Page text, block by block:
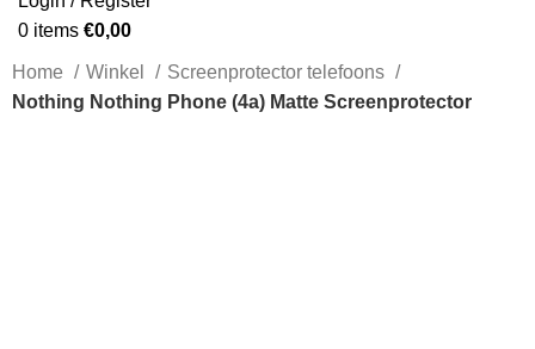
0 items €0,00
Home Winkel
Screenprotector telefoons
Nothing Nothing Phone (4a) Matte Screenprotector